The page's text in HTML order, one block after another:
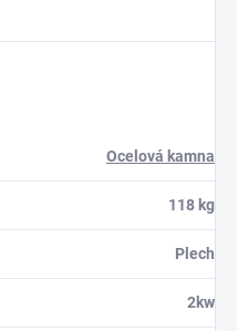
Ocelová kamna
118 kg
Plech
2kw